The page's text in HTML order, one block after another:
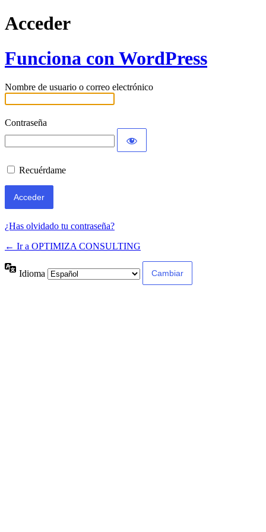
Acceder
Funciona con WordPress
Nombre de usuario o correo electrónico
Contraseña
Recuérdame
¿Has olvidado tu contraseña?
← Ir a OPTIMIZA CONSULTING
Idioma